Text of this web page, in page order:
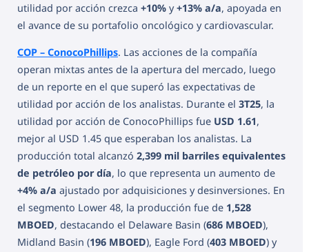
utilidad por acción crezca +10% y+13% a/a, apoyada en
el avance de su portafolio oncológico y cardiovascular.
COP – ConocoPhillips. Las acciones de la compañía
operan mixtas antes de la apertura del mercado, luego
de un reporte en el que superó las expectativas de
utilidad por acción de los analistas. Durante el 3T25, la
utilidad por acción de ConocoPhillips fue USD 1.61,
mejor al USD 1.45 que esperaban los analistas. La
producción total alcanzó 2,399 mil barriles equivalentes
de petróleo por día, lo que representa un aumento de
+4% a/a ajustado por adquisiciones y desinversiones. En
el segmento Lower 48, la producción fue de 1,528
MBOED, destacando el Delaware Basin (686 MBOED),
Midland Basin (196 MBOED), Eagle Ford (403 MBOED) y